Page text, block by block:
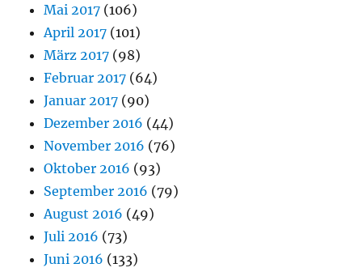
Mai 2017 (106)
April 2017 (101)
März 2017 (98)
Februar 2017 (64)
Januar 2017 (90)
Dezember 2016 (44)
November 2016 (76)
Oktober 2016 (93)
September 2016 (79)
August 2016 (49)
Juli 2016 (73)
Juni 2016 (133)